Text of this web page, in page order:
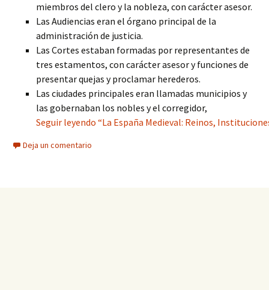
miembros del clero y la nobleza, con carácter asesor.
Las Audiencias eran el órgano principal de la
administración de justicia.
Las Cortes estaban formadas por representantes de
tres estamentos, con carácter asesor y funciones de
presentar quejas y proclamar herederos.
Las ciudades principales eran llamadas municipios y
las gobernaban los nobles y el corregidor,
Seguir leyendo “La España Medieval: Reinos,
Deja un comentario